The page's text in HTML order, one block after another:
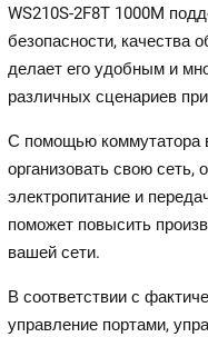
WS210S-2F8T 1000M
безопасности, качества
делает его удобным и
различных сценариев
С помощью коммутатора
организовать свою сеть,
электропитание и
поможет повысить
вашей сети.
В соответствии с
управление портами,